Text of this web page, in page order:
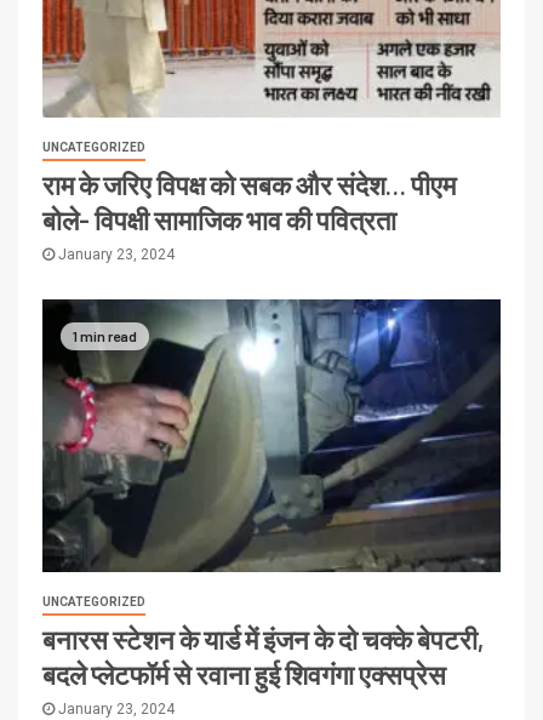
UNCATEGORIZED
राम के जरिए विपक्ष को सबक और संदेश… पीएम
बोले- विपक्षी सामाजिक भाव की पवित्रता
January 23, 2024
1 min read
UNCATEGORIZED
बनारस स्टेशन के यार्ड में इंजन के दो चक्के बेपटरी,
बदले प्लेटफॉर्म से रवाना हुई शिवगंगा एक्सप्रेस
January 23, 2024